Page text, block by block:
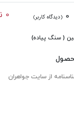
0 (دیدگاه کاربر) 0 نفر
( سنگ پیاده)
از سایت جواهران